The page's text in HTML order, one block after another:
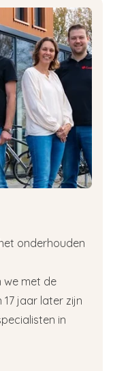
onderhouden
we met de
jaar later zijn
in